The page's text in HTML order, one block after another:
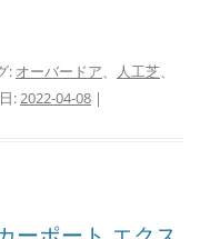
: オーバードア、 人工芝、
:2022-04-08 |